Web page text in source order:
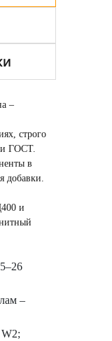
–
строго
и ГОСТ.
в
добавки.
и
–